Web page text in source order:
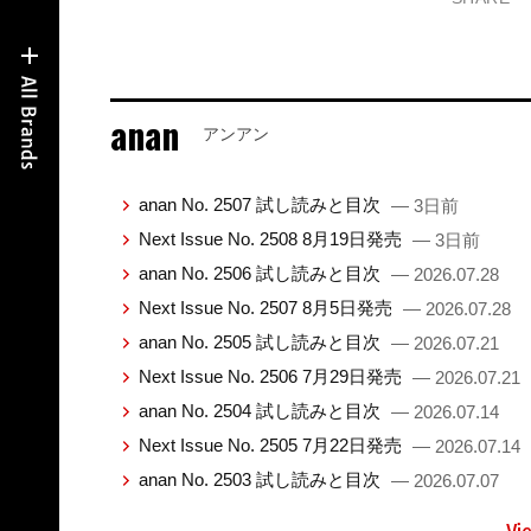
anan アンアン
anan No. 2507 試し読みと目次 — 3日前
Next Issue No. 2508 8月19日発売 — 3日前
anan No. 2506 試し読みと目次 — 2026.07.28
Next Issue No. 2507 8月5日発売 — 2026.07.28
anan No. 2505 試し読みと目次 — 2026.07.21
Next Issue No. 2506 7月29日発売 — 2026.07.21
anan No. 2504 試し読みと目次 — 2026.07.14
Next Issue No. 2505 7月22日発売 — 2026.07.14
anan No. 2503 試し読みと目次 — 2026.07.07